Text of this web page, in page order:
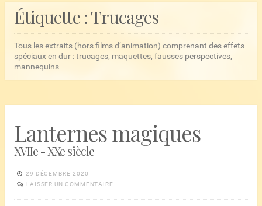
Étiquette :Trucages
Tous les extraits (hors films d’animation) comprenant des effets
spéciaux en dur : trucages, maquettes, fausses perspectives,
mannequins…
Lanternes magiques
XVIIe - XXe siècle
29 DÉCEMBRE 2020
LAISSER UN COMMENTAIRE